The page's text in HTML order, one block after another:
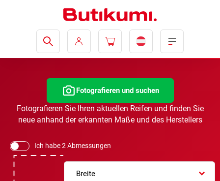
Fotografieren und suchen
Fotografieren Sie Ihren aktuellen Reifen und finden Sie
neue anhand der erkannten Maße und des Herstellers
Ich habe 2 Abmessungen
Breite